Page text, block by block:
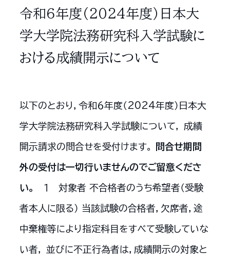
令和６年度（2024年度）日本大
学大学院法務研究科入学試験に
おける成績開示について
以下のとおり，令和６年度（2024年度）日本大
学大学院法務研究科入学試験について， 成績
開示請求の問合せを受付けます。 問合せ期間
外の受付は一切行いませんのでご留意くださ
い。 １ 対象者 不合格者のうち希望者（受験
者本人に限る） 当該試験の合格者，欠席者，途
中棄権等により指定科目をすべて受験していな
い者， 並びに不正行為者は，成績開示の対象と